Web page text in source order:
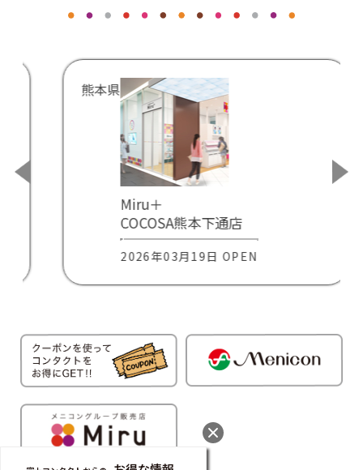
熊本県
Miru＋
COCOSA熊本下通店
2026年03月19日 OPEN